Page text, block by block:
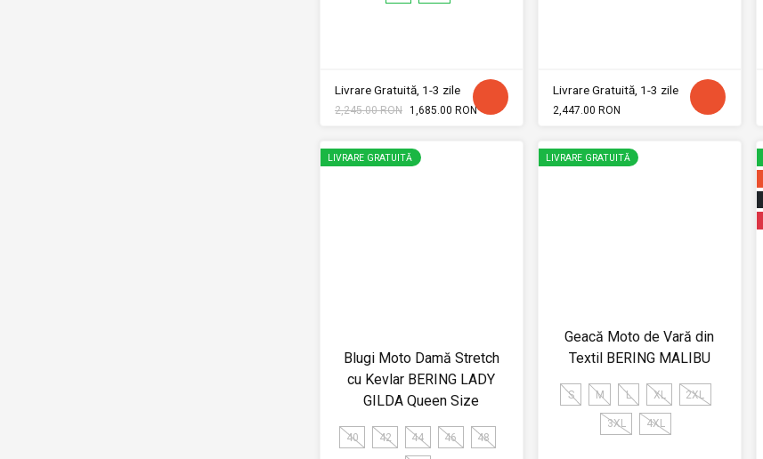
Livrare Gratuită, 1-3 zile
2,245.00 RON 1,685.00 RON
Livrare Gratuită, 1-3 zile
2,447.00 RON
LIVRARE GRATUITĂ
Blugi Moto Damă Stretch
cu Kevlar BERING LADY
GILDA Queen Size
40 42 44 46 48
LIVRARE GRATUITĂ
Geacă Moto de Vară din
Textil BERING MALIBU
S M L XL 2XL
3XL 4XL